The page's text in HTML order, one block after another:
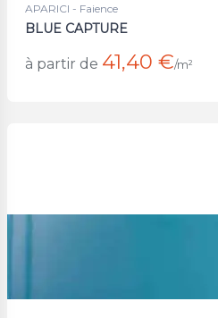
APARICI - Faience
BLUE CAPTURE
à partir de 41,40 €/m²